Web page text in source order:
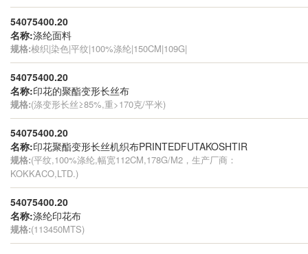
54075400.20
名称:涤纶面料
规格:梭织|染色|平纹|100%涤纶|150CM|109G|
54075400.20
名称:印花的聚酯变形长丝布
规格:(涤变形长丝≥85%,重>170克/平米)
54075400.20
名称:印花聚酯变形长丝机织布PRINTEDFUTAKOSHTIR
规格:(平纹,100%涤纶,幅宽112CM,178G/M2，生产厂商：
KOKKACO,LTD.)
54075400.20
名称:涤纶印花布
规格:(113450MTS)